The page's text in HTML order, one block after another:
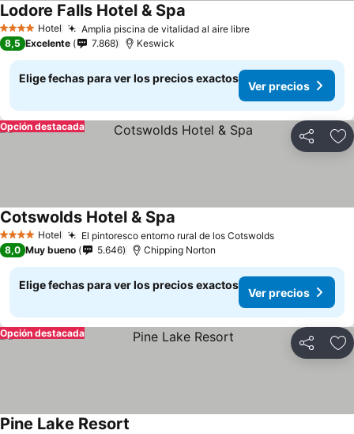
4 EstrellasHotel Amplia piscina de vitalidad al aire libre
Lodore Falls Hotel & Spa
8,5 Excelente 7.868 Keswick
Elige fechas para ver los precios exactos
Ver precios
Compartir
Opción destacada
4 EstrellasHotel El pintoresco entorno rural de los Cotswolds
Cotswolds Hotel & Spa
8,0 Muy bueno 5.646 Chipping Norton
Elige fechas para ver los precios exactos
Ver precios
Compartir
Opción destacada
Pine Lake Resort